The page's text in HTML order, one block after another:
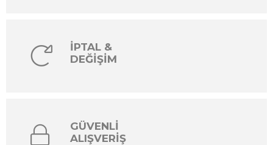
İPTAL &
DEĞİŞİM
GÜVENLİ
ALIŞVERİŞ